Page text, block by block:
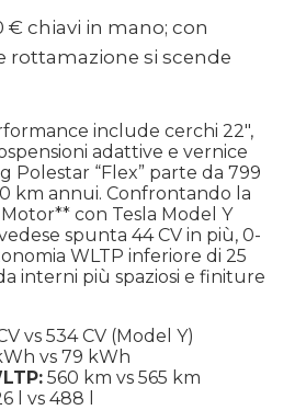
€ chiavi in mano; con
rottamazione si scende
include cerchi 22″,
adattive e vernice
Polestar “Flex” parte da 799
km annui. Confrontando la
con Tesla Model Y
spunta 44 CV in più, 0-
WLTP inferiore di 25
interni più spaziosi e finiture
vs 534 CV (Model Y)
vs 79 kWh
560 km vs 565 km
l vs 488 l